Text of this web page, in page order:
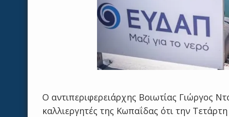
Ο αντιπεριφερειάρχης Βοιωτίας Γιώργος
καλλιεργητές της Κωπαΐδας ότι την